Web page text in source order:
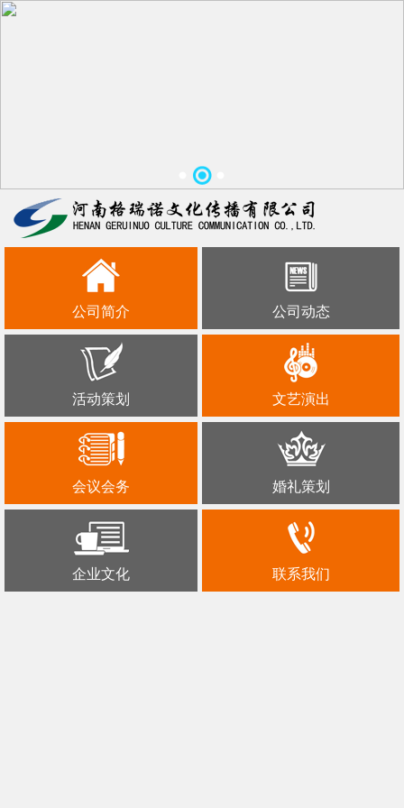
公司简介 公司动态
活动策划 文艺演出
会议会务 婚礼策划
企业文化 联系我们